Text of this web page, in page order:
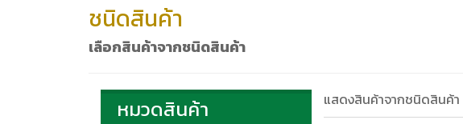
ชนิดสินค้า
เลือกสินค้าจากชนิดสินค้า
แสดงสินค้าจากชนิดสินค้า
หมวดสินค้า